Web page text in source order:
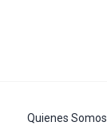
pestaña
Quienes Somos